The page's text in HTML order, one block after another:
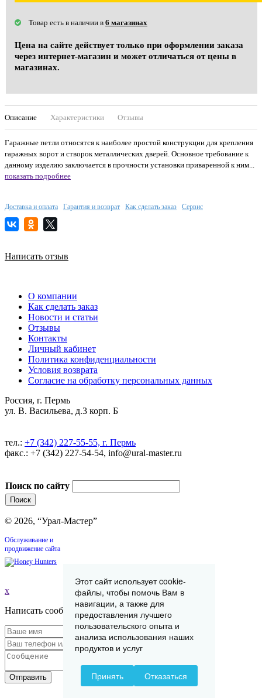
Товар есть в наличии в 6 магазинах
Цена на сайте действует только при оформлении заказа
через интернет-магазин и может отличаться от цены в
магазинах.
Описание Характеристики Отзывы
Гаражные петли относятся к наиболее простой конструкции для крепления
гаражных ворот и створок металлических дверей. Основное требование к
данному изделию заключается в прочности установки приваренной к ним...
показать подробнее
Доставка и оплата Гарантия и возврат Как сделать заказ Сервис
Написать отзыв
О компании
Как сделать заказ
Новости и статьи
Отзывы
Контакты
Личный кабинет
Политика конфиденциальности
Условия возврата
Согласие на обработку персональных данных
Россия, г. Пермь
ул. В. Васильева, д.3 корп. Б
тел.: +7 (342) 227-55-55, г. Пермь
факс.: +7 (342) 227-54-54, info@ural-master.ru
Поиск по сайту
© 2026, “Урал-Мастер”
Обслуживание и
продвижение сайта
x
Написать сообщение
Отправить
Этот сайт использует cookie-
файлы, чтобы помочь Вам в
навигации, а также для
предоставления лучшего
пользовательского опыта и
анализа использования наших
продуктов и услуг
Принять Отказаться